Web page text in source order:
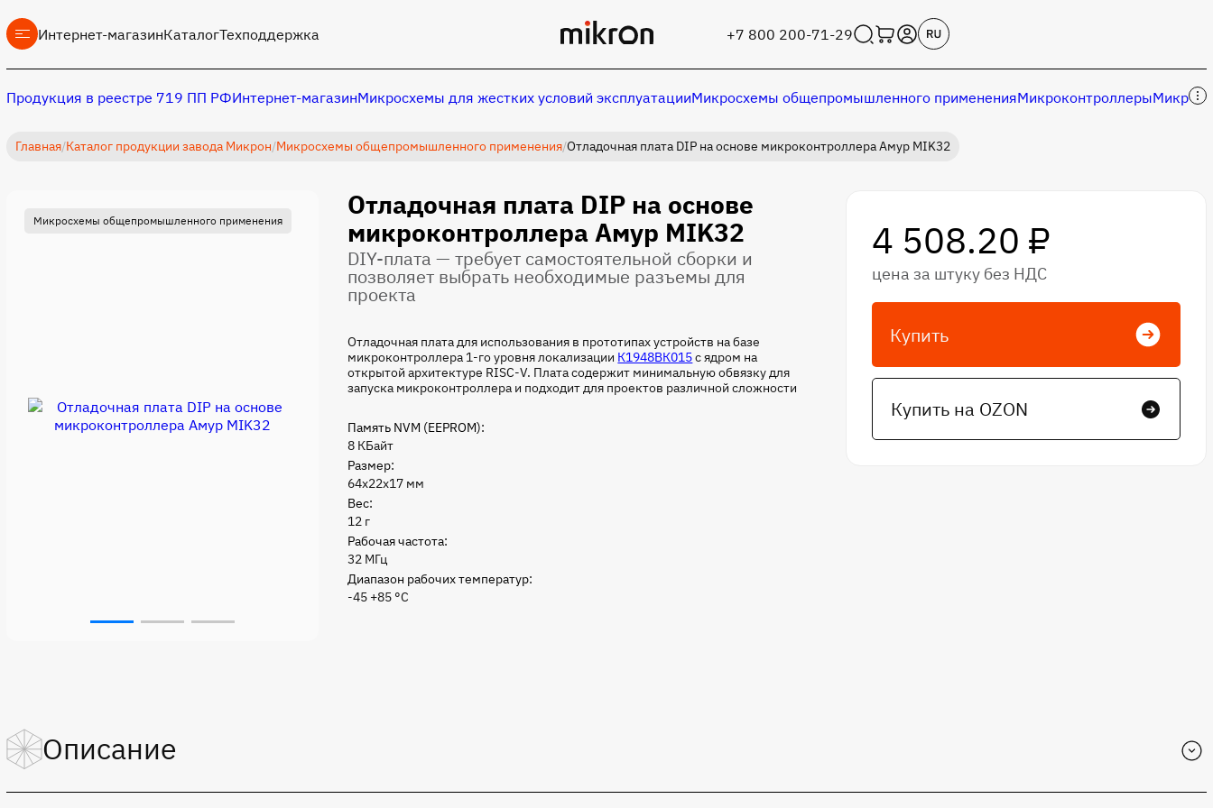
Интернет-магазинКаталогТехподдержка +7 800 200-71-29
Продукция в реестре 719 ПП РФИнтернет-магазинМикросхемы для жестких условий эксплуатацииМикросхемы общепромышленного примененияМикроконтроллеры
Главная/Каталог продукции завода Микрон/Микросхемы общепромышленного применения/Отладочная плата DIP на основе микроконтроллера Амур MIK32
Отладочная плата DIP на основе
микроконтроллера Амур MIK32
DIY-плата — требует самостоятельной сборки и
позволяет выбрать необходимые разъемы для
проекта
Микросхемы общепромышленного применения Микросхемы общепромышленного применения Микросхемы общепромышленного применения
Отладочная плата для использования в прототипах устройств на базе
микроконтроллера 1-го уровня локализации К1948ВК015с ядром на
открытой архитектуре RISC-V. Плата содержит минимальную обвязку для
запуска микроконтроллера и подходит для проектов различной сложности
Память NVM (EEPROM):
8 КБайт
Размер:
64х22х17 мм
Вес:
12 г
Рабочая частота:
32 МГц
Диапазон рабочих температур:
-45 +85 °C
4 508.20 ₽
цена за штуку без НДС
Купить
Купить на OZON
Описание